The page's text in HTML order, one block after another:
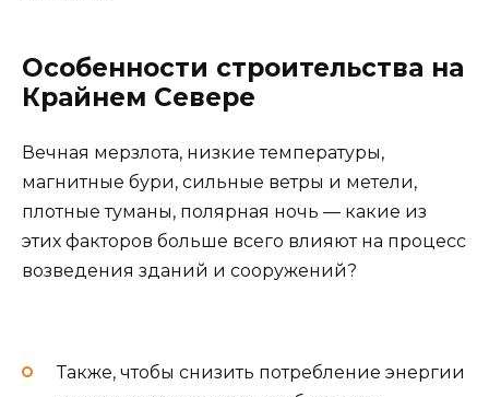
Особенности строительства на
Крайнем Севере
Вечная мерзлота, низкие температуры,
магнитные бури, сильные ветры и метели,
плотные туманы, полярная ночь — какие из
этих факторов больше всего влияют на процесс
возведения зданий и сооружений?
Также, чтобы снизить потребление энергии